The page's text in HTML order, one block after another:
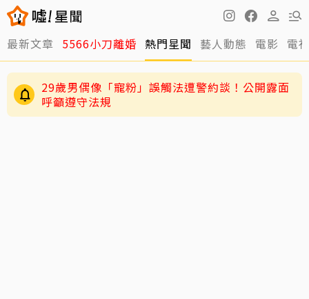
最新文章 5566小刀離婚 熱門星聞 藝人動態 電影 電
29歲男偶像「寵粉」誤觸法遭警約談！公開露面
呼籲遵守法規